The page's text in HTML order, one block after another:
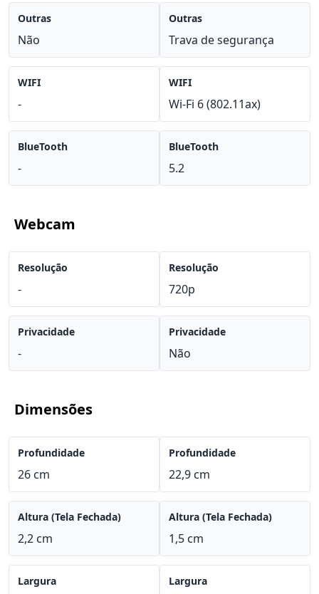
Outras
Não
WIFI
-
BlueTooth
-
Outras
Trava de segurança
WIFI
Wi-Fi 6 (802.11ax)
BlueTooth
5.2
Webcam
Resolução
-
Privacidade
-
Resolução
720p
Privacidade
Não
Dimensões
Profundidade
26 cm
Altura (Tela Fechada)
2,2 cm
Largura
Profundidade
22,9 cm
Altura (Tela Fechada)
1,5 cm
Largura